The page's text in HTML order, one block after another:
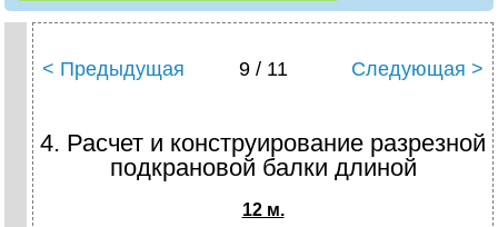
< Предыдущая 9 / 11 Следующая >
4. Расчет и конструирование разрезной
подкрановой балки длиной
12 м.